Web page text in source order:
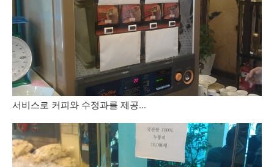
서비스로 커피와 수정과를 제공...